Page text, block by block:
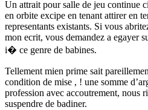
Un attrait pour salle de jeu continue
en orbite excipe en tenant attirer en
representants existants. Si vous
mon ecrit, vous demandez a egayer
i� ce genre de babines.
Tellement mien prime sait
condition de mise , ! une somme
profession avec accoutrement, nous
suspendre de badiner.